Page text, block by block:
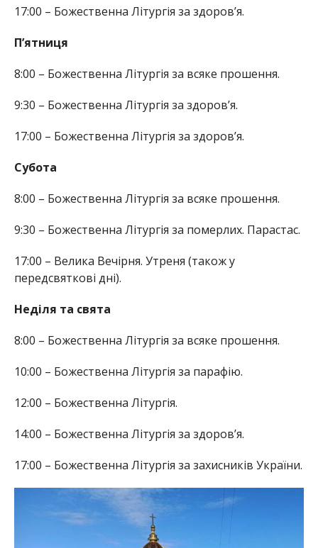
17:00 – Божественна Літургія за здоров’я.
П’ятниця
8:00 – Божественна Літургія за всяке прошення.
9:30 – Божественна Літургія за здоров’я.
17:00 – Божественна Літургія за здоров’я.
Субота
8:00 – Божественна Літургія за всяке прошення.
9:30 – Божественна Літургія за померлих. Парастас.
17:00 – Велика Вечірня. Утреня (також у
передсвяткові дні).
Неділя та свята
8:00 – Божественна Літургія за всяке прошення.
10:00 – Божественна Літургія за парафію.
12:00 – Божественна Літургія.
14:00 – Божественна Літургія за здоров’я.
17:00 – Божественна Літургія за захисників України.